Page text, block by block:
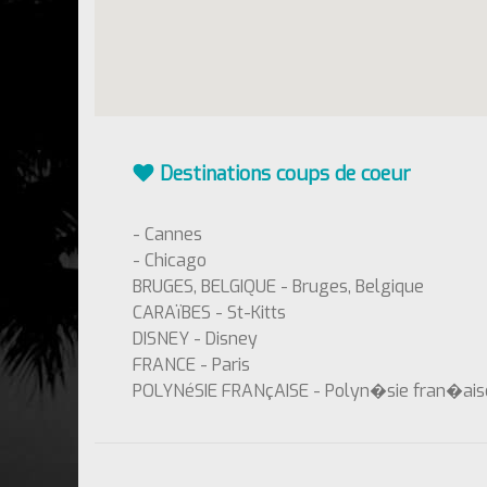
Destinations coups de coeur
- Cannes
- Chicago
BRUGES, BELGIQUE - Bruges, Belgique
CARAïBES - St-Kitts
DISNEY - Disney
FRANCE - Paris
POLYNéSIE FRANçAISE - Polyn�sie